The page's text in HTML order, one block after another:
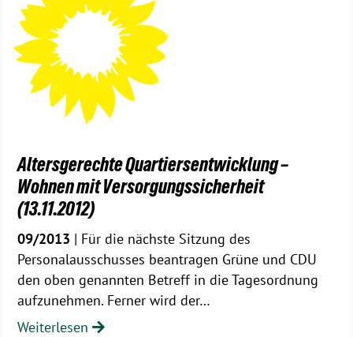
Altersgerechte Quartiersentwicklung –
Wohnen mit Versorgungssicherheit
(13.11.2012)
09/2013 | Für die nächste Sitzung des
Personalausschusses beantragen Grüne und CDU
den oben genannten Betreff in die Tagesordnung
aufzunehmen. Ferner wird der…
Weiterlesen